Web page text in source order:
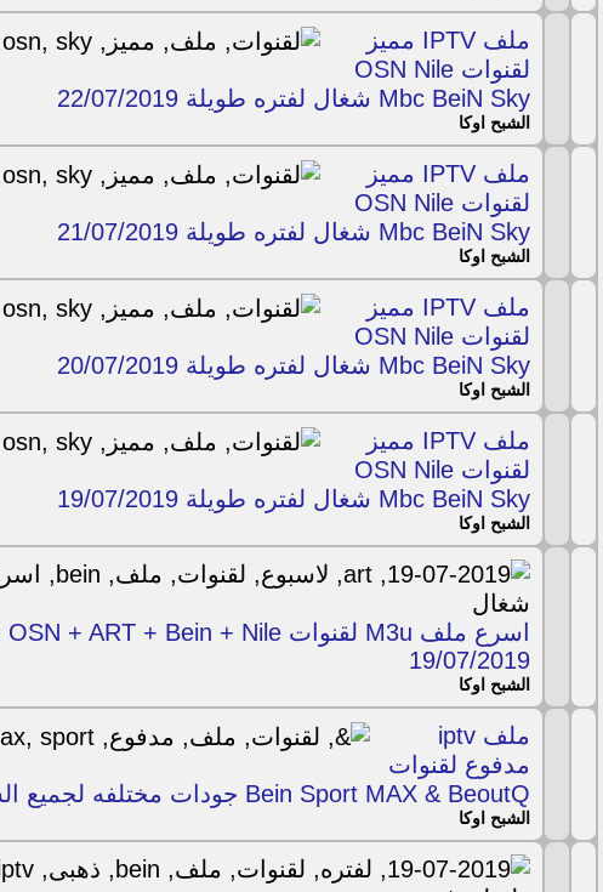
ملف IPTV مميز
لقنوات OSN Nile
Mbc BeiN Sky شغال لفتره طويلة 22/07/2019
الشبح اوكا
ملف IPTV مميز
لقنوات OSN Nile
Mbc BeiN Sky شغال لفتره طويلة 21/07/2019
الشبح اوكا
ملف IPTV مميز
لقنوات OSN Nile
Mbc BeiN Sky شغال لفتره طويلة 20/07/2019
الشبح اوكا
ملف IPTV مميز
لقنوات OSN Nile
Mbc BeiN Sky شغال لفتره طويلة 19/07/2019
الشبح اوكا
19/07/2019
الشبح اوكا
ملف iptv
مدفوع لقنوات
Bein Sport MAX & BeoutQ جودات مختلفه لجميع السرعات19/04/2019
الشبح اوكا